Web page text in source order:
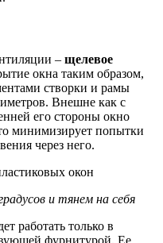
– щелевое
окна таким образом,
створки и рамы
Внешне как с
его стороны окно
минимизирует попытки
через него.
и тянем на себя
работать только в